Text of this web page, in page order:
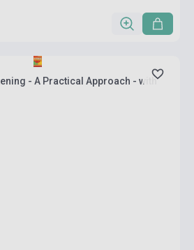
- A Practical Approach - with